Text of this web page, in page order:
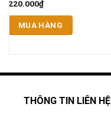
220.000₫
MUA HÀNG
THÔNG TIN LIÊN HỆ